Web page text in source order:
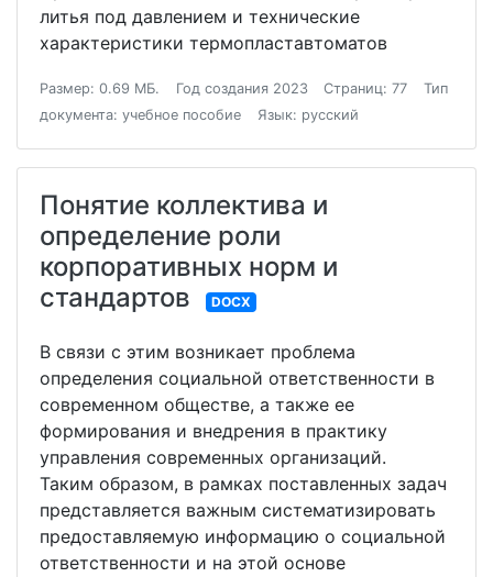
литья под давлением и технические
характеристики термопластавтоматов
Размер: 0.69 МБ. Год создания 2023 Страниц: 77
Тип
документа: учебное пособие
Язык: русский
Понятие коллектива и
определение роли
корпоративных норм и
стандартов
DOCX
В связи с этим возникает проблема
определения социальной ответственности в
современном обществе, а также ее
формирования и внедрения в практику
управления современных организаций.
Таким образом, в рамках поставленных задач
представляется важным систематизировать
предоставляемую информацию о социальной
ответственности и на этой основе